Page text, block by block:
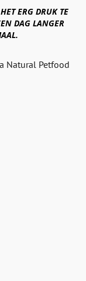
ERG DRUK TE
DAG LANGER
Natural Petfood